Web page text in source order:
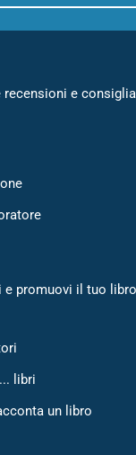
recensioni e
promuovi il tuo
libri
un libro